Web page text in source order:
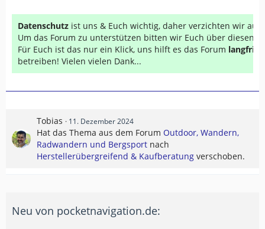
Datenschutz ist uns & Euch wichtig, daher verzichten wir auf
Um das Forum zu unterstützen bitten wir Euch über diesen
Für Euch ist das nur ein Klick, uns hilft es das Forum
betreiben! Vielen vielen Dank...
Tobias 11. Dezember 2024
Hat das Thema aus dem Forum Outdoor, Wandern,
Radwandern und Bergsport nach
Herstellerübergreifend & Kaufberatung verschoben.
Neu von pocketnavigation.de: